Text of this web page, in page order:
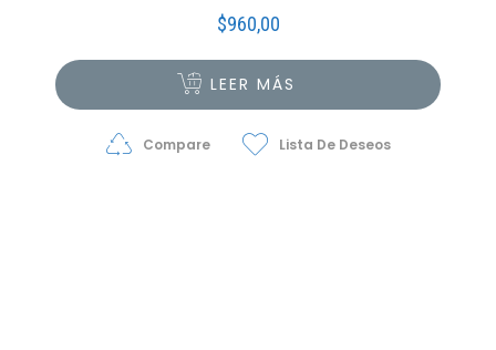
$960,00
LEER MÁS
Compare Lista De Deseos